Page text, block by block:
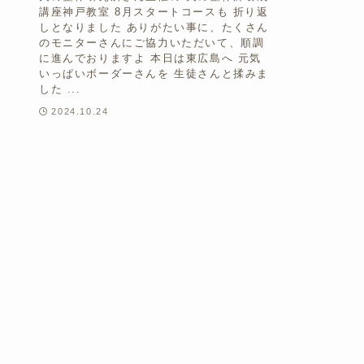
講座神戸教室 8月スタートコースも 折り返
しとなりました ありがたい事に、たくさん
のモニターさんにご協力いただいて、順調
に進んでおりますよ 本日は東広島へ 元気
いっぱいボーダーさんを 生徒さんと揉みま
した ...
2024.10.24